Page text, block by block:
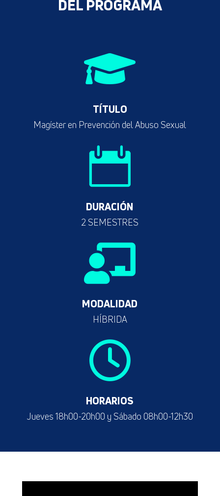
DEL PROGRAMA

TÍTULO
Magíster en Prevención del Abuso Sexual

DURACIÓN
2 SEMESTRES

MODALIDAD
HÍBRIDA

HORARIOS
Jueves 18h00-20h00 y Sábado 08h00-12h30